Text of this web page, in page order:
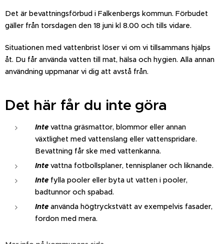
Det är bevattningsförbud i Falkenbergs kommun. Förbudet
gäller från torsdagen den 18 juni kl 8.00 och tills vidare.
Situationen med vattenbrist löser vi om vi tillsammans hjälps
åt. Du får använda vatten till mat, hälsa och hygien. Alla annan
användning uppmanar vi dig att avstå från.
Det här får du inte göra
Inte vattna gräsmattor, blommor eller annan
växtlighet med vattenslang eller vattenspridare.
Bevattning får ske med vattenkanna.
Inte vattna fotbollsplaner, tennisplaner och liknande.
Inte fylla pooler eller byta ut vatten i pooler,
badtunnor och spabad.
Inte använda högtryckstvätt av exempelvis fasader,
fordon med mera.